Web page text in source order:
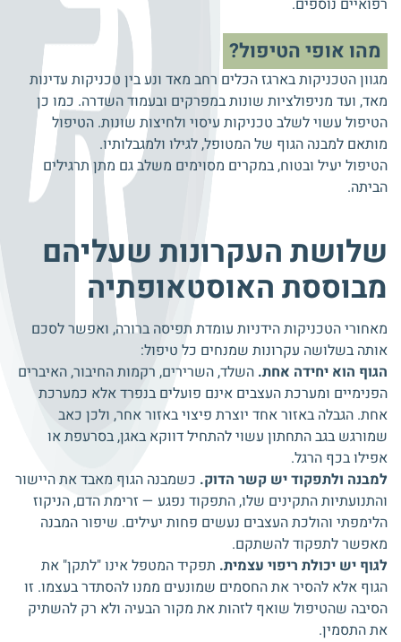
רפואיים נוספים.
מהו אופי הטיפול?
מגוון הטכניקות בארגז הכלים רחב מאד ונע בין טכניקות עדינות
מאד, ועד מניפולציות שונות במפרקים ובעמוד השדרה. כמו כן
הטיפול עשוי לשלב טכניקות עיסוי ולחיצות שונות. הטיפול
מותאם למבנה הגוף של המטופל, לגילו ולמגבלותיו.
הטיפול יעיל ובטוח, במקרים מסוימים משלב גם מתן תרגילים
הביתה.
שלושת העקרונות שעליהם
מבוססת האוסטאופתיה
מאחורי הטכניקות הידניות עומדת תפיסה ברורה, ואפשר לסכם
אותה בשלושה עקרונות שמנחים כל טיפול:
הגוף הוא יחידה אחת. השלד, השרירים, רקמות החיבור, האיברים
הפנימיים ומערכת העצבים אינם פועלים בנפרד אלא כמערכת
אחת. הגבלה באזור אחד יוצרת פיצוי באזור אחר, ולכן כאב
שמורגש בגב התחתון עשוי להתחיל דווקא באגן, בסרעפת או
אפילו בכף הרגל.
למבנה ולתפקוד יש קשר הדוק. כשמבנה הגוף מאבד את היישור
והתנועתיות התקינים שלו, התפקוד נפגע — זרימת הדם, הניקוז
הלימפתי והולכת העצבים נעשים פחות יעילים. שיפור המבנה
מאפשר לתפקוד להשתקם.
לגוף יש יכולת ריפוי עצמית. תפקיד המטפל אינו "לתקן" את
הגוף אלא להסיר את החסמים שמונעים ממנו להסתדר בעצמו. זו
הסיבה שהטיפול שואף לזהות את מקור הבעיה ולא רק להשתיק
את התסמין.